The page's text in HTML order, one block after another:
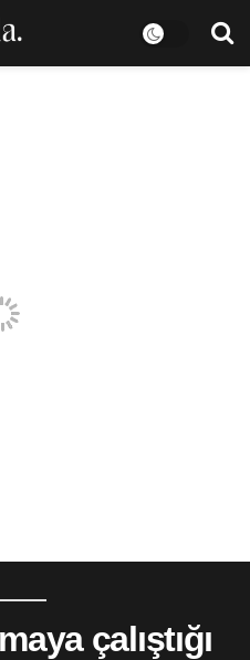
çalıştığı